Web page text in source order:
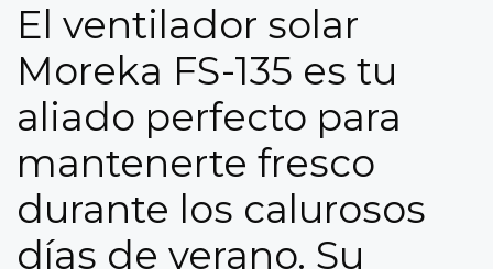
El ventilador solar
Moreka FS-135 es tu
aliado perfecto para
mantenerte fresco
durante los calurosos
días de verano. Su